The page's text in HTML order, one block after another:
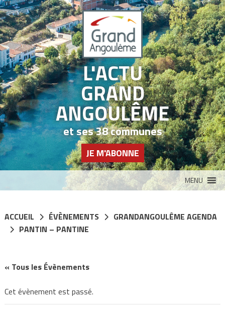
L'ACTU
GRAND
ANGOULÊME
et ses 38 communes
JE M'ABONNE
MENU
ACCUEIL ÉVÈNEMENTS
GRANDANGOULÊME AGENDA
PANTIN – PANTINE
« Tous les Évènements
Cet évènement est passé.
Panneau de gestion des cookies